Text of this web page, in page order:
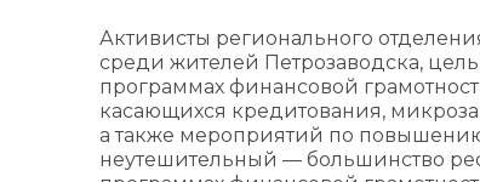
Активисты регионального
среди жителей Петрозаводска,
программах финансовой
касающихся кредитования,
а также мероприятий по
неутешительный — большинство